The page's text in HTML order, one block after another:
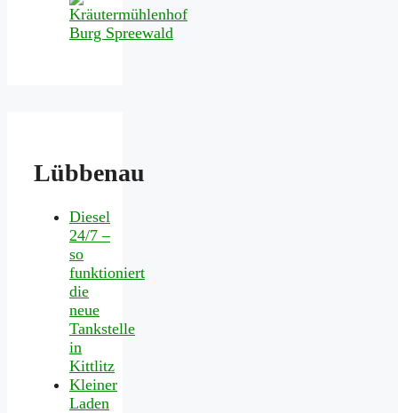
Lübbenau
Diesel
24/7 –
so
funktioniert
die
neue
Tankstelle
in
Kittlitz
Kleiner
Laden